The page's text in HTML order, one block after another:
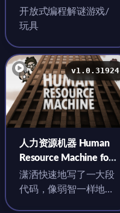
开放式编程解谜游戏/
玩具
v1.0.31924
人力资源机器 Human
Resource Machine for
Mac v1.0.31924 中文原
生版
潇洒快速地写了一大段
代码，像弱智一样地改